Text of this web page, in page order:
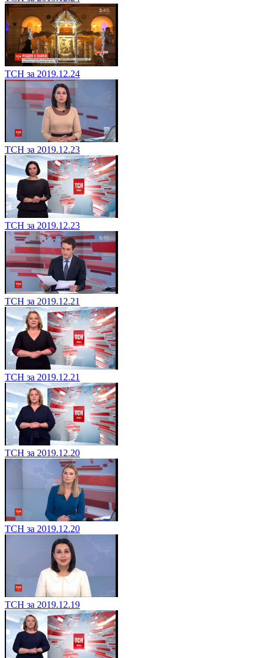
ТСН за 2019.12.24
ТСН за 2019.12.23
ТСН за 2019.12.23
ТСН за 2019.12.21
ТСН за 2019.12.21
ТСН за 2019.12.20
ТСН за 2019.12.20
ТСН за 2019.12.19